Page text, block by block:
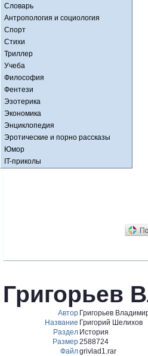
Словарь
Антропология и социология
Спорт
Стихи
Триллер
Учеба
Философия
Фентези
Эзотерика
Экономика
Энциклопедия
Эротические и порно рассказы
Юмор
IT-приколы
Григорьев
Автор Григорьев
Название Григорий Шелихов
Раздел История
Размер2588724
Файлgrivlad1.rar